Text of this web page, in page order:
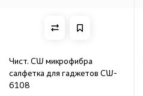
Чист. CW микрофибра
салфетка для гаджетов CW-
6108